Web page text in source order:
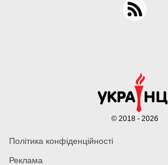
Політика конфіденційності
Реклама
© 2018 - 2026